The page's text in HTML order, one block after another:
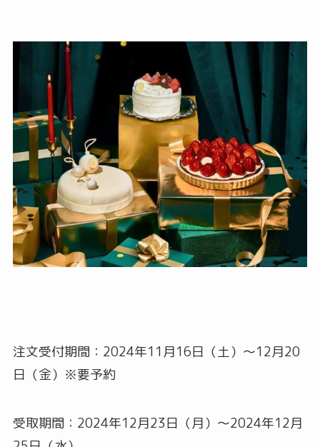
注文受付期間：2024年11月16日（土）～12月20
日（金）※要予約
受取期間：2024年12月23日（月）～2024年12月